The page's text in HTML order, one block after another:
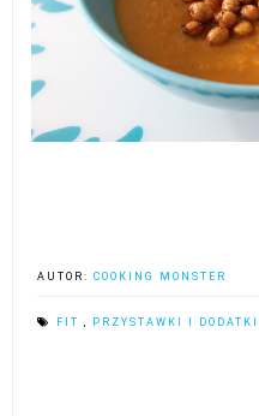
AUTOR: COOKING MONSTER
FIT , PRZYSTAWKI I DODATKI